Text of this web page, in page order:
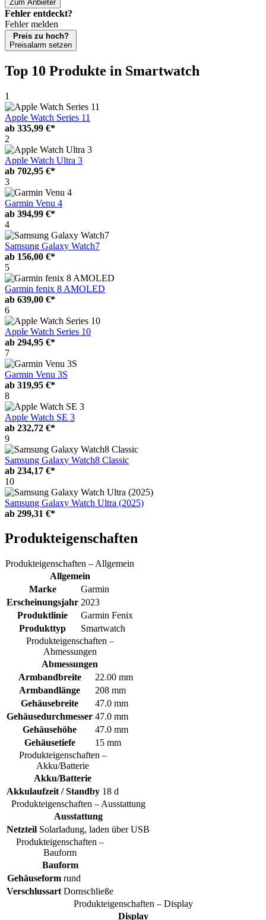
Zum Anbieter
Fehler entdeckt?
Fehler melden
Preis zu hoch?
Preisalarm setzen
Top 10 Produkte in Smartwatch
1
Apple Watch Series 11
ab 335,99 €*
2
Apple Watch Ultra 3
ab 702,95 €*
3
Garmin Venu 4
ab 394,99 €*
4
Samsung Galaxy Watch7
ab 156,00 €*
5
Garmin fenix 8 AMOLED
ab 639,00 €*
6
Apple Watch Series 10
ab 294,95 €*
7
Garmin Venu 3S
ab 319,95 €*
8
Apple Watch SE 3
ab 232,72 €*
9
Samsung Galaxy Watch8 Classic
ab 234,17 €*
10
Samsung Galaxy Watch Ultra (2025)
ab 299,31 €*
Produkteigenschaften
Produkteigenschaften – Allgemein
Allgemein
Marke
Garmin
Erscheinungsjahr 2023
Produktlinie
Garmin Fenix
Produkttyp
Smartwatch
Produkteigenschaften –
Abmessungen
Abmessungen
Armbandbreite
22.00 mm
Armbandlänge
208 mm
Gehäusebreite
47.0 mm
Gehäusedurchmesser 47.0 mm
Gehäusehöhe
47.0 mm
Gehäusetiefe
15 mm
Produkteigenschaften –
Akku/Batterie
Akku/Batterie
Akkulaufzeit / Standby 18 d
Produkteigenschaften – Ausstattung
Ausstattung
Netzteil Solarladung, laden über USB
Produkteigenschaften –
Bauform
Bauform
Gehäuseform rund
Verschlussart Dornschließe
Produkteigenschaften – Display
Display